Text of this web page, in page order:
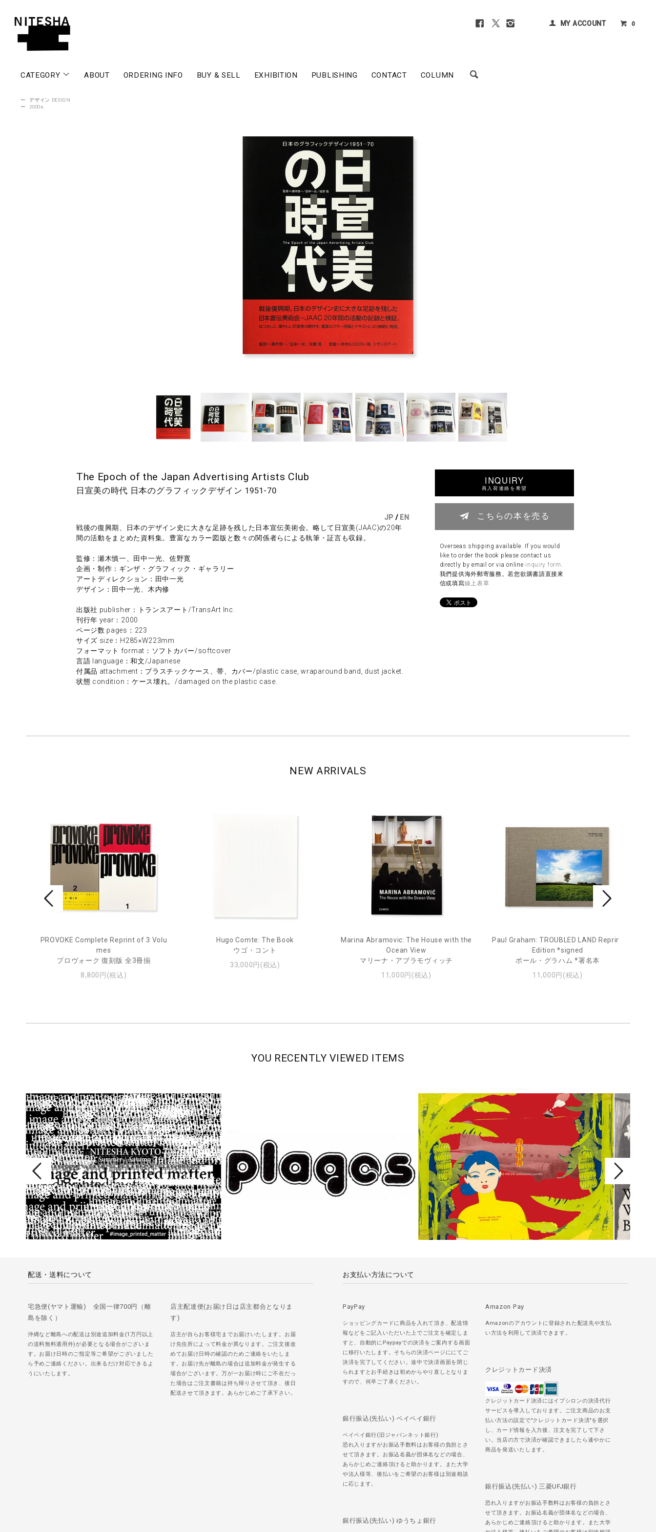
MY ACCOUNT 0
CATEGORY ABOUT ORDERING INFO BUY & SELL EXHIBITION PUBLISHING CONTACT COLUMN
ー
デザイン DESIGN
ー
2000s
The Epoch of the Japan Advertising Artists Club
日宣美の時代 日本のグラフィックデザイン 1951-70
JP / EN
戦後の復興期、日本のデザイン史に大きな足跡を残した日本宣伝美術会。略して日宣美(JAAC)の20年
間の活動をまとめた資料集。豊富なカラー図版と数々の関係者らによる執筆・証言も収録。
監修：瀬木慎一、田中一光、佐野寛
企画・制作：ギンザ・グラフィック・ギャラリー
アートディレクション：田中一光
デザイン：田中一光、木内修
出版社 publisher：トランスアート/TransArt Inc.
刊行年 year：2000
ページ数 pages：223
サイズ size：H285×W223mm
フォーマット format：ソフトカバー/softcover
言語 language：和文/Japanese
付属品 attachment：プラスチックケース、帯、カバー/plastic case, wraparound band, dust jacket.
状態 condition：ケース壊れ。/damaged on the plastic case.
INQUIRY
再入荷連絡を希望
こちらの本を売る
Overseas shipping available. If you would
like to order the book please contact us
directly by email or via online inquiry form .
我們提供海外郵寄服務。若您欲購書請直接來
信或填寫線上表單
NEW ARRIVALS
PROVOKE Complete Reprint of 3 Volu
mes
プロヴォーク 復刻版 全3冊揃
8,800円(税込)
Hugo Comte: The Book
ウゴ・コント
33,000円(税込)
Marina Abramovic: The House with the
Ocean View
マリーナ・アブラモヴィッチ
11,000円(税込)
Paul Graham: TROUBLED LAND Reprint
Edition *signed
ポール・グラハム *署名本
11,000円(税込)
YOU RECENTLY VIEWED ITEMS
配送・送料について
宅急便(ヤマト運輸) 全国一律700円（離
島を除く）
沖縄など離島への配送は別途追加料金(1万円以上
の送料無料適用外)が必要となる場合がございま
す。お届け日時のご指定等ご希望がございました
ら予めご連絡ください。出来るだけ対応できるよ
うにいたします。
店主配達便(お届け日は店主都合となりま
す)
店主が自らお客様宅までお届けいたします。お届
け先住所によって料金が異なります。ご注文後改
めてお届け日時の確認のためご連絡をいたしま
す。お届け先が離島の場合は追加料金が発生する
場合がございます。万が一お届け時にご不在だっ
た場合はご注文書籍は持ち帰りさせて頂き、後日
配送させて頂きます。あらかじめご了承下さい。
お支払い方法について
PayPay
ショッピングカードに商品を入れて頂き、配送情
報などをご記入いただいた上でご注文を確定しま
すと、自動的にPaypayでの決済をご案内する画面
に移行いたします。そちらの決済ページににてご
決済を完了してください。途中で決済画面を閉じ
られますとお手続きは初めからやり直しとなりま
すので、何卒ご了承ください。
Amazon Pay
Amazonのアカウントに登録された配送先や支払
い方法を利用して決済できます。
クレジットカード決済
クレジットカード決済にはイプシロンの決済代行
サービスを導入しております。ご注文商品のお支
払い方法の設定で"クレジットカード決済"を選択
し、カード情報を入力後、注文を完了して下さ
い。当店の方で決済が確認できましたら速やかに
商品を発送いたします。
銀行振込(先払い) ペイペイ銀行
ペイペイ銀行(旧ジャパンネット銀行)
恐れ入りますがお振込手数料はお客様の負担とさ
せて頂きます。お振込名義が団体名などの場合、
あらかじめご連絡頂けると助かります。また大学
や法人様等、後払いをご希望のお客様は別途相談
に応じます。
銀行振込(先払い) 三菱UFJ銀行
恐れ入りますがお振込手数料はお客様の負担とさ
せて頂きます。お振込名義が団体名などの場合、
あらかじめご連絡頂けると助かります。また大学
銀行振込(先払い) ゆうちょ銀行